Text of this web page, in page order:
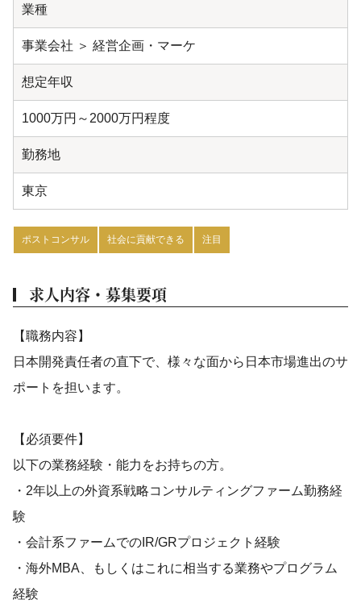
業種
事業会社 ＞ 経営企画・マーケ
想定年収
1000万円～2000万円程度
勤務地
東京
ポストコンサル 社会に貢献できる 注目
求人内容・募集要項
【職務内容】
日本開発責任者の直下で、様々な面から日本市場進出のサ
ポートを担います。
【必須要件】
以下の業務経験・能力をお持ちの方。
・2年以上の外資系戦略コンサルティングファーム勤務経
験
・会計系ファームでのIR/GRプロジェクト経験
・海外MBA、もしくはこれに相当する業務やプログラム
経験